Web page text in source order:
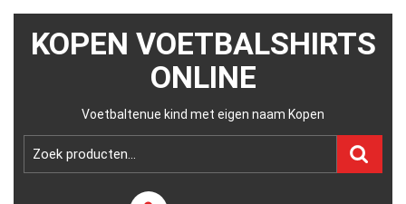
KOPEN VOETBALSHIRTS
ONLINE
Voetbaltenue kind met eigen naam Kopen